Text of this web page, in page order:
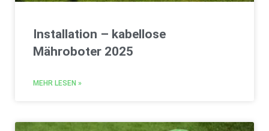
Installation – kabellose
Mähroboter 2025
MEHR LESEN »